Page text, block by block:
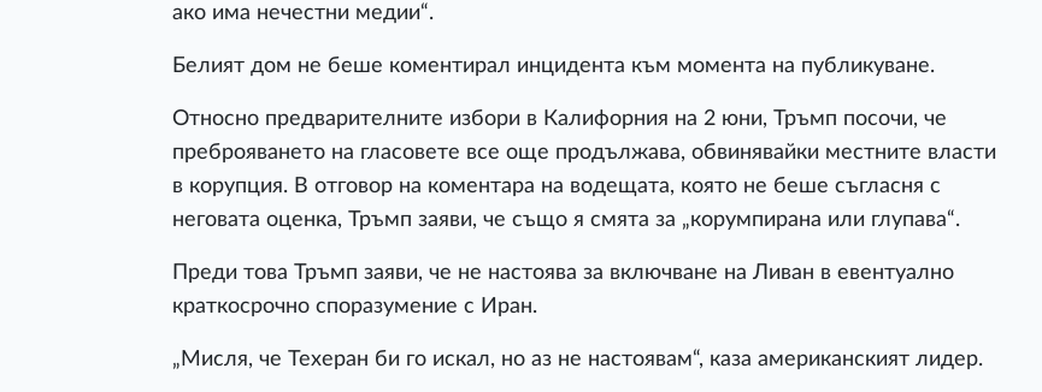
ако има нечестни медии“.
Белият дом не беше коментирал инцидента към момента на публикуване.
Относно предварителните избори в Калифорния на 2 юни, Тръмп посочи, че
преброяването на гласовете все още продължава, обвинявайки местните власти
в корупция. В отговор на коментара на водещата, която не беше съгласня с
неговата оценка, Тръмп заяви, че също я смята за „корумпирана или глупава“.
Преди това Тръмп заяви, че не настоява за включване на Ливан в евентуално
краткосрочно споразумение с Иран.
„Мисля, че Техеран би го искал, но аз не настоявам“, каза американският лидер.